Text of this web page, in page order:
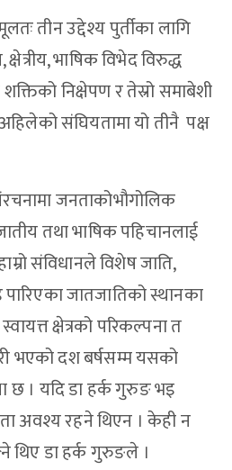
तीन उद्देश्य पुर्तीका लागि
भाषिक विभेद विरुद्ध
शक्तिको निक्षेपण र तेस्रो समाबेशी
संघियतामा यो तीनै पक्ष
जनताकोभौगोलिक
तथा भाषिक पहिचानलाई
संविधानले विशेष जाति,
जातजातिको स्थानका
क्षेत्रको परिकल्पना त
भएको दश बर्षसम्म यसको
छ । यदि डा हर्क गुरुङ भइ
अवश्य रहने थिएन । केही न
थिए डा हर्क गुरुङले ।